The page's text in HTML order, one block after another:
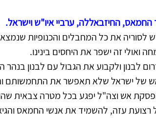
החיזבאללה, ערביי איו"ש וישראל.
את כל המחבלים והכנופיות
ואולי זה ישפר את היחסים בינינו.
לבנון ולקבוע את הגבול עם לבנון
של ישראל שלא תאפשר את התחמשותם
אש וצה"ל יפגע בכל מטרה צבאית
עזה, להשמיד את אנשי החמאס